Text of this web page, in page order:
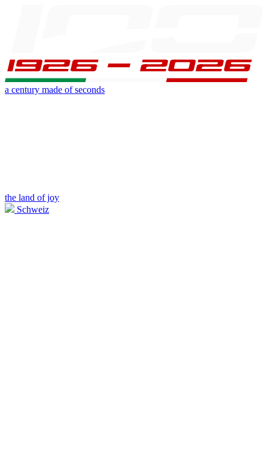
a century made of seconds
the land of joy
Schweiz